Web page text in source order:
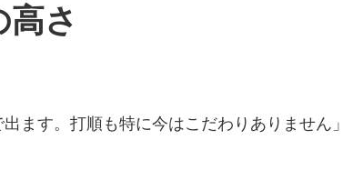
さ
ます。打順も特に今はこだわりありません」